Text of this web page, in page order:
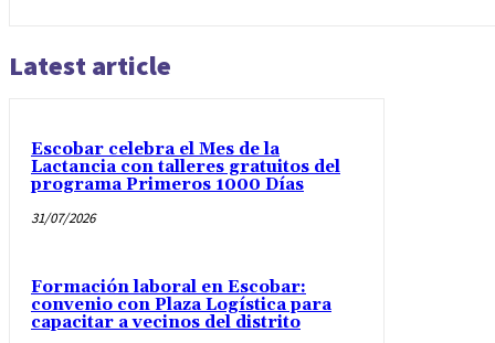
Latest article
Escobar celebra el Mes de la
Lactancia con talleres gratuitos del
programa Primeros 1000 Días
31/07/2026
Formación laboral en Escobar:
convenio con Plaza Logística para
capacitar a vecinos del distrito